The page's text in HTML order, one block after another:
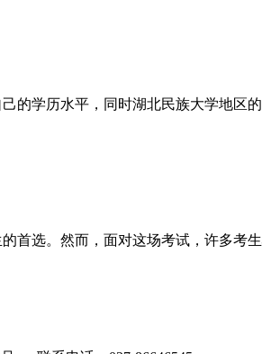
的学历水平，同时湖北民族大学地区
首选。然而，面对这场考试，许多考